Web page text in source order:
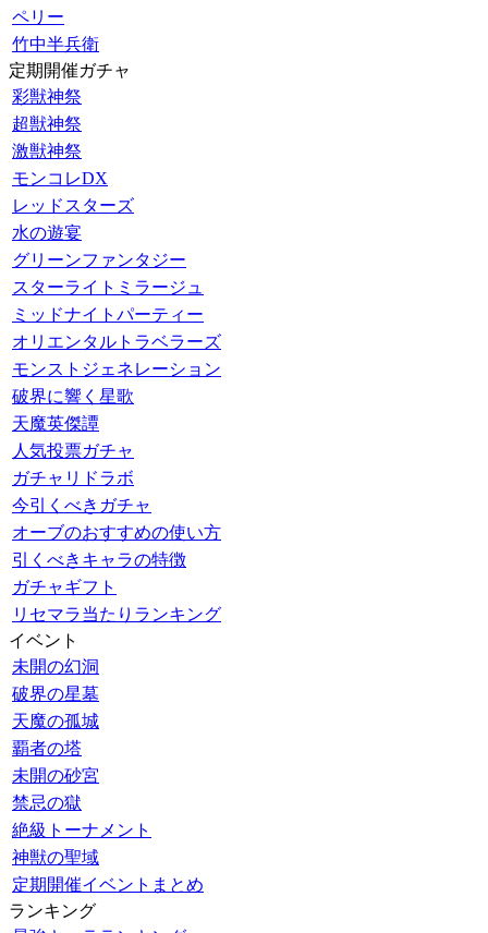
ペリー
竹中半兵衛
定期開催ガチャ
彩獣神祭
超獣神祭
激獣神祭
モンコレDX
レッドスターズ
水の遊宴
グリーンファンタジー
スターライトミラージュ
ミッドナイトパーティー
オリエンタルトラベラーズ
モンストジェネレーション
破界に響く星歌
天魔英傑譚
人気投票ガチャ
ガチャリドラボ
今引くべきガチャ
オーブのおすすめの使い方
引くべきキャラの特徴
ガチャギフト
リセマラ当たりランキング
イベント
未開の幻洞
破界の星墓
天魔の孤城
覇者の塔
未開の砂宮
禁忌の獄
絶級トーナメント
神獣の聖域
定期開催イベントまとめ
ランキング